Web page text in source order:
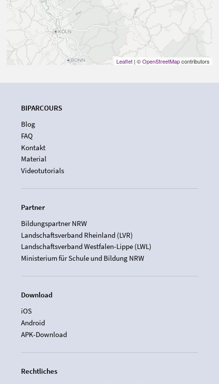
Leaflet | ©OpenStreetMapcontributors
BIPARCOURS
Blog
FAQ
Kontakt
Material
Videotutorials
Partner
Bildungspartner NRW
Landschaftsverband Rheinland (LVR)
Landschaftsverband Westfalen-Lippe (LWL)
Ministerium für Schule und Bildung NRW
Download
iOS
Android
APK-Download
Rechtliches